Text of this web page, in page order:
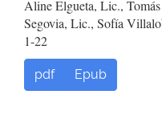
Aline Elgueta, Lic.,
Segovia, Lic., Sofía
1-22
pdf Epub